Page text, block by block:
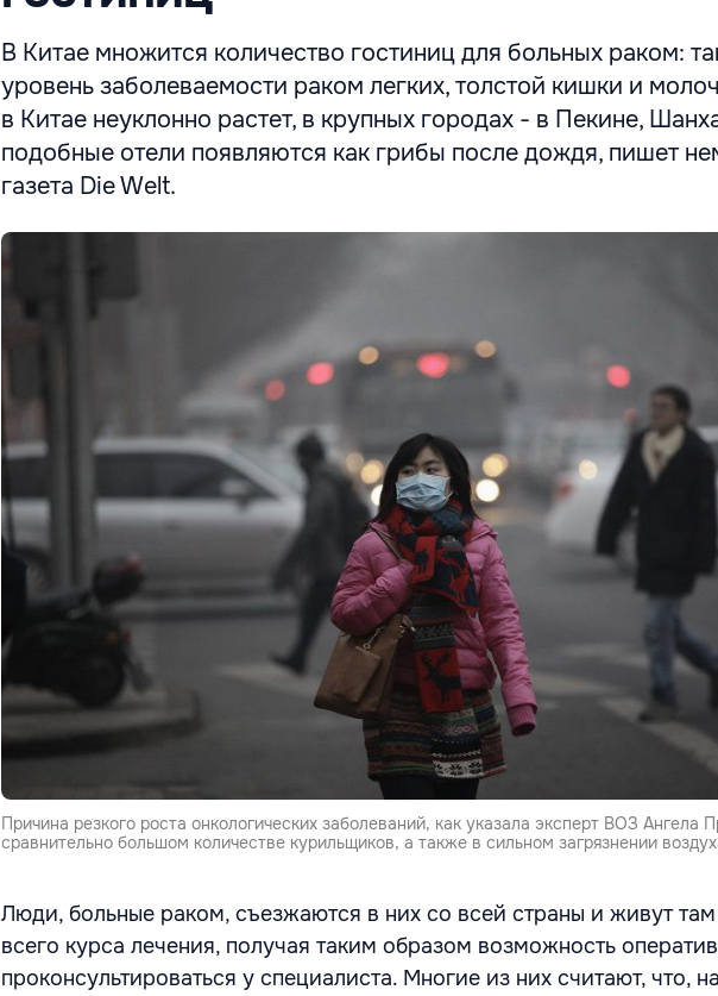
В Китае множится количество гостиниц для больных раком:
уровень заболеваемости раком легких, толстой кишки и
в Китае неуклонно растет, в крупных городах - в Пекине,
подобные отели появляются как грибы после дождя, пишет
газета Die Welt.
Причина резкого роста онкологических заболеваний, как указала эксперт ВОЗ Ангела
сравнительно большом количестве курильщиков, а также в сильном загрязнении
Люди, больные раком, съезжаются в них со всей страны и живут
всего курса лечения, получая таким образом возможность
проконсультироваться у специалиста. Многие из них считают, что,